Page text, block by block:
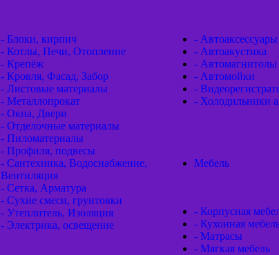
- Блоки, кирпич
- Котлы, Печи, Отопление
- Крепёж
- Кровля, Фасад, Забор
- Листовые материалы
- Металлопрокат
- Окна, Двери
- Отделочные материалы
- Пиломатериалы
- Профиля, подвесы
- Сантехника, Водоснабжение,
Вентиляция
- Сетка, Арматура
- Сухие смеси, грунтовки
- Утеплитель, Изоляция
- Электрика, освещение
- Автоаксессуары
- Автоакустика
- Автомагнитолы
- Автомойки
-
- Холодильники
Мебель
- Корпусная
- Кухонная
- Матрасы
- Мягкая мебель